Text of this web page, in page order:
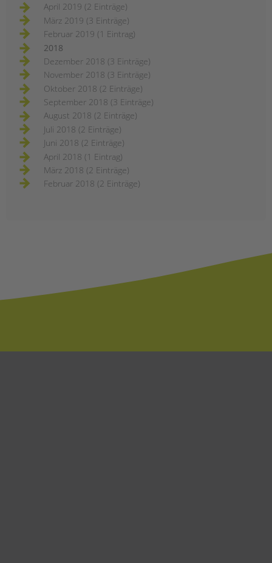
April 2019 (2 Einträge)
März 2019 (3 Einträge)
Februar 2019 (1 Eintrag)
2018
Dezember 2018 (3 Einträge)
November 2018 (3 Einträge)
Oktober 2018 (2 Einträge)
September 2018 (3 Einträge)
August 2018 (2 Einträge)
Juli 2018 (2 Einträge)
Juni 2018 (2 Einträge)
April 2018 (1 Eintrag)
März 2018 (2 Einträge)
Februar 2018 (2 Einträge)